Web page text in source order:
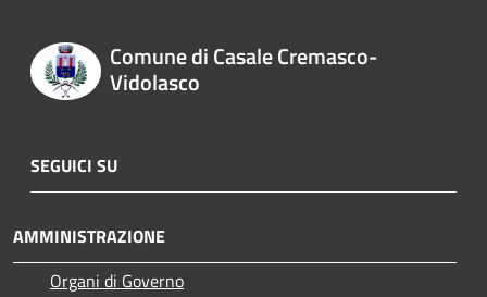
Comune di Casale Cremasco-
Vidolasco
SEGUICI SU
AMMINISTRAZIONE
Organi di Governo